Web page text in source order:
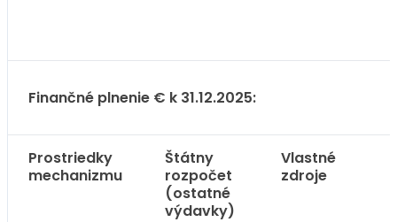
Finančné plnenie € k 31.12.2025:
Prostriedky
mechanizmu
Štátny
rozpočet
(ostatné
výdavky)
Vlastné
zdroje